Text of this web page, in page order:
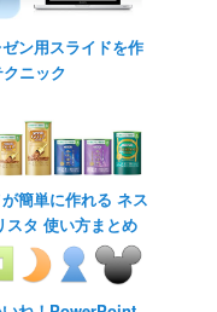
ン用スライドを作
ニック
簡単に作れる ネス
スタ 使い方まとめ